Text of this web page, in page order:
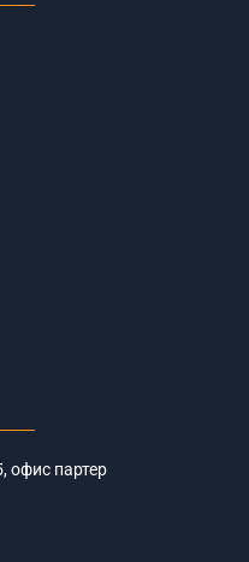
офис партер